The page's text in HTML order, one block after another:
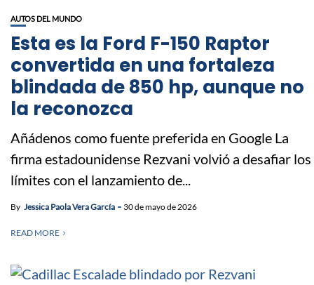
AUTOS DEL MUNDO
Esta es la Ford F-150 Raptor
convertida en una fortaleza
blindada de 850 hp, aunque no
la reconozca
Añádenos como fuente preferida en Google La
firma estadounidense Rezvani volvió a desafiar los
límites con el lanzamiento de...
By Jessica Paola Vera García 30 de mayo de 2026
READ MORE